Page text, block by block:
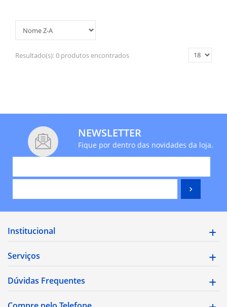
Resultado(s):0 produtos encontrados
NEWSLETTER
Fique por dentro das novidades da loja.
Institucional
Serviços
Dúvidas Frequentes